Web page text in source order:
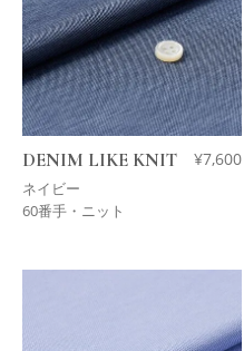
DENIM LIKE KNIT
ネイビー
¥7,600
60番手・ニット